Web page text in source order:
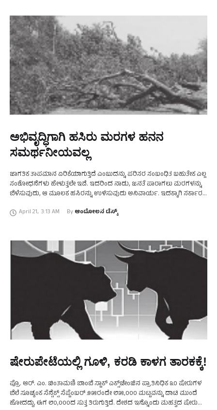
ಅಭಿವೃದ್ಧಿಗಾಗಿ ಹಸಿರು ಮರಗಳ ಹನನ
ಸಮರ್ಥನೀಯವಲ್ಲ
ಜಾಗತಿಕ ತಾಪಮಾನ ಏರಿಕೆಯಾಗುತ್ತಿದೆ ಎಂಬುದನ್ನು ಪರಿಸರ ಸಂಬಂಧಿತ ಬಹುತೇಕ ಎಲ್ಲ
ಸಂಶೋಧನೆಗಳು ಹೇಳುತ್ತಲೇ ಇವೆ. ಇದರಿಂದ ನಾಡು, ಜನತೆ ಪಾರಾಗಲು ಮರಗಳನ್ನು
ಬೆಳೆಸುವುದು, ಆ ಮೂಲಕ ಹಸಿರನ್ನು ಉಳಿಸುವುದು ಅನಿವಾರ್ಯ. ಇದಕ್ಕಾಗಿ ಸರ್ಕಾರ,
April 21, 3:13 AM By ಆಂದೋಲನ ಡೆಸ್ಕ್
ಷೇರುಪೇಟೆಯಲ್ಲಿ ಗೂಳಿ, ಕರಡಿ ಕಾಳಗ ತಾರಕಕ್ಕೆ!
ಪ್ರೊ. ಆರ್. ಎಂ. ಚಿಂತಾಮಣಿ ಬಾಂಬೆ ಸ್ಟಾಕ್ ಎಕ್ಸ್‌ಚೇಂಜಿನ ಪ್ರಾತಿನಿಧಿಕ ೩೦ ಷೇರುಗಳ
ಬೆಲೆ ಸೂಚ್ಯಂಕ ಸೆನ್ಸೆಕ್ಸ್ ಸೆಪ್ಟೆಂಬರ್ ೨೫ರಂದೇ ೮೫,೦೦೦ ಮಟ್ಟವನ್ನು ದಾಟಿ ಮುಂದೆ
ಹೋದದ್ದು, ಈಗ ೮೦,೦೦೦ದ ಸುತ್ತ ತಿರುಗುತ್ತಿದೆ. ದೇಶದ ಇನ್ನೊಂದು ಮಹತ್ವದ ಷೇರು